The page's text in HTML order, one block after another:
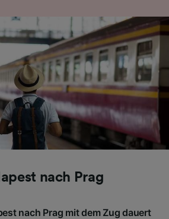
nach Prag
nach Prag mit dem Zug dauert
Standortdaten.
zur Identifikation
von oder Zugriff auf
einem Endgerät.
und Inhalte, Messung
und der Performance von
sowie
Verbesserung von
(Lieferanten)